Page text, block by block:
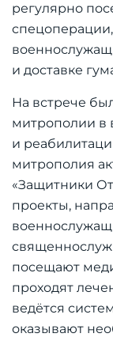
регулярно
и доставке
На встрече
митрополии в
и
митрополия
«Защитники
проекты,
посещают
проходят
ведётся
оказывают